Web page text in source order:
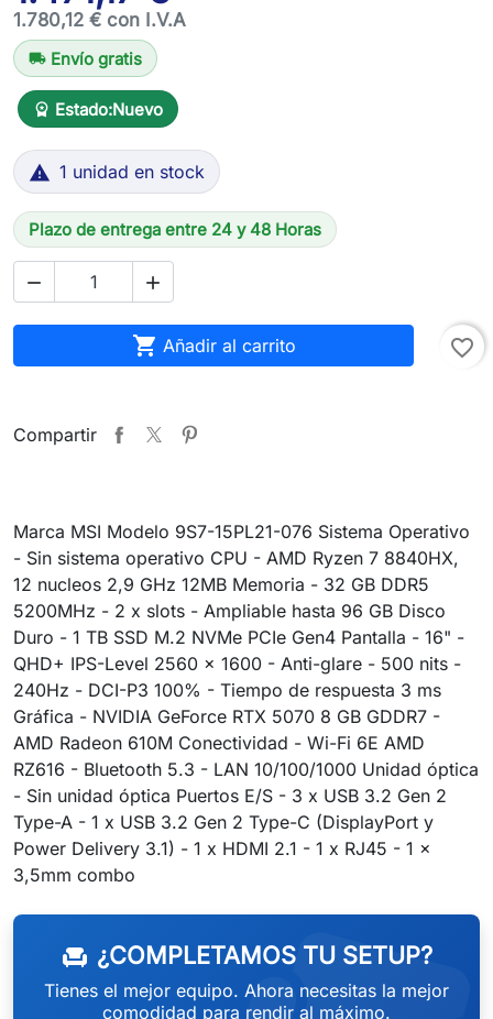
1.780,12 € con I.V.A
local_shipping Envío gratis
workspace_premium Estado:Nuevo
 1 unidad en stock
Plazo de entrega entre 24 y 48 Horas
 
 Añadir al carrito favorite_border
Compartir
Marca MSI Modelo 9S7-15PL21-076 Sistema Operativo
- Sin sistema operativo CPU - AMD Ryzen 7 8840HX,
12 nucleos 2,9 GHz 12MB Memoria - 32 GB DDR5
5200MHz - 2 x slots - Ampliable hasta 96 GB Disco
Duro - 1 TB SSD M.2 NVMe PCIe Gen4 Pantalla - 16" -
QHD+ IPS-Level 2560 x 1600 - Anti-glare - 500 nits -
240Hz - DCI-P3 100% - Tiempo de respuesta 3 ms
Gráfica - NVIDIA GeForce RTX 5070 8 GB GDDR7 -
AMD Radeon 610M Conectividad - Wi-Fi 6E AMD
RZ616 - Bluetooth 5.3 - LAN 10/100/1000 Unidad óptica
- Sin unidad óptica Puertos E/S - 3 x USB 3.2 Gen 2
Type-A - 1 x USB 3.2 Gen 2 Type-C (DisplayPort y
Power Delivery 3.1) - 1 x HDMI 2.1 - 1 x RJ45 - 1 x
3,5mm combo
chair ¿COMPLETAMOS TU SETUP?
Tienes el mejor equipo. Ahora necesitas la mejor
comodidad para rendir al máximo.